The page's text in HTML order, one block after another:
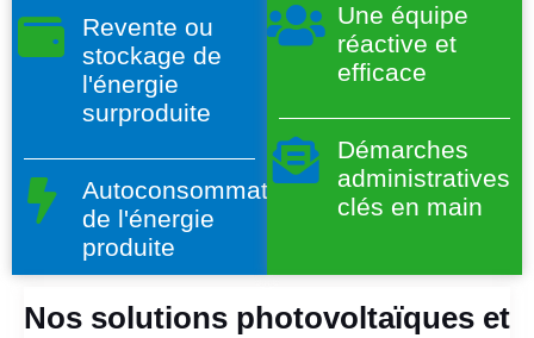
Revente ou
stockage de
l'énergie
surproduite
Autoconsommation
de l'énergie
produite
Une équipe
réactive et
efficace
Démarches
administratives
clés en main
Nos solutions photovoltaïques et